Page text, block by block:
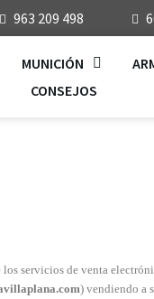
963 209 498
MUNICIÓN
CONSEJOS
servicios de venta
) vendiendo a